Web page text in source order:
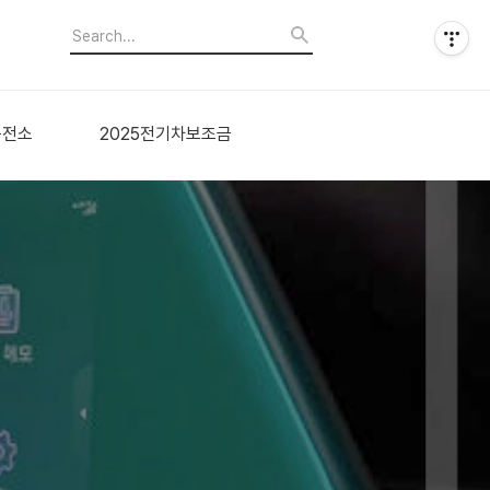
소 2025전기차보조금